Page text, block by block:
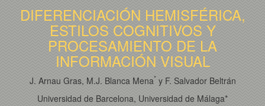
DIFERENCIACIÓN HEMISFÉRICA,
ESTILOS COGNITIVOS Y
PROCESAMIENTO DE LA
INFORMACIÓN VISUAL
J. Arnau Gras, M.J. Blanca Mena*y F. Salvador Beltrán
Universidad de Barcelona, Universidad de Málaga*